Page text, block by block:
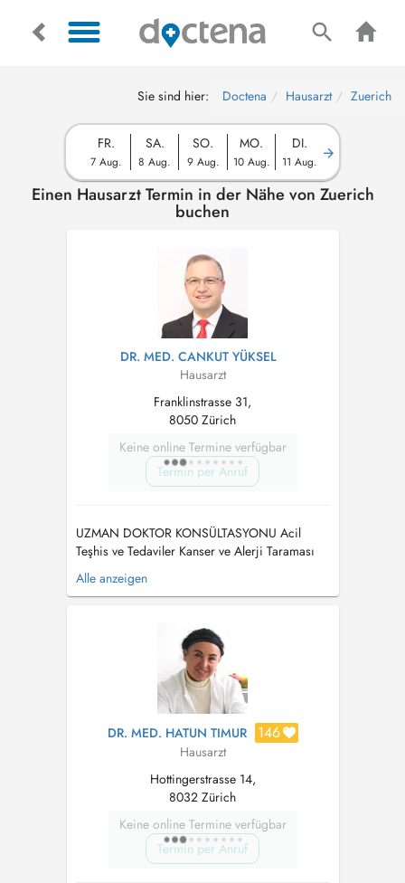
Sie sind hier: Doctena Hausarzt Zuerich
FR.
7 Aug.
SA.
8 Aug.
SO.
9 Aug.
MO.
10 Aug.
DI.
11 Aug.
Einen Hausarzt Termin in der Nähe von Zuerich
buchen
DR. MED. CANKUT YÜKSEL
Hausarzt
Franklinstrasse 31,
8050 Zürich
Keine online Termine verfügbar
Termin per Anruf
UZMAN DOKTOR KONSÜLTASYONU Acil
Teşhis ve Tedaviler Kanser ve Alerji Taraması
Kalp-Damar Hastalıkları Taraması Gizli Şeker
Hastalığı Taraması Göz Tansiyonu Taraması
Alle anzeigen
DR. MED. HATUN TIMUR 146
Hausarzt
Hottingerstrasse 14,
8032 Zürich
Keine online Termine verfügbar
Termin per Anruf